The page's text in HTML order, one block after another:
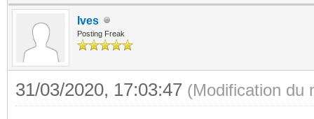
Ives
Posting Freak
31/03/2020, 17:03:47 (Modification du